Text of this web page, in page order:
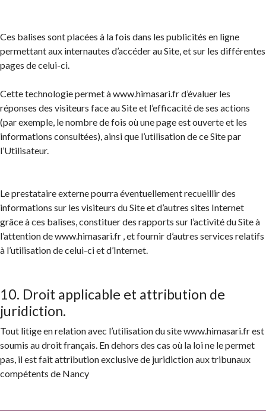
Ces balises sont placées à la fois dans les publicités en ligne
permettant aux internautes d’accéder au Site, et sur les différentes
pages de celui-ci.
Cette technologie permet à www.himasari.fr d’évaluer les
réponses des visiteurs face au Site et l’efficacité de ses actions
(par exemple, le nombre de fois où une page est ouverte et les
informations consultées), ainsi que l’utilisation de ce Site par
l’Utilisateur.
Le prestataire externe pourra éventuellement recueillir des
informations sur les visiteurs du Site et d’autres sites Internet
grâce à ces balises, constituer des rapports sur l’activité du Site à
l’attention de www.himasari.fr , et fournir d’autres services relatifs
à l’utilisation de celui-ci et d’Internet.
10. Droit applicable et attribution de
juridiction.
Tout litige en relation avec l’utilisation du site www.himasari.fr est
soumis au droit français. En dehors des cas où la loi ne le permet
pas, il est fait attribution exclusive de juridiction aux tribunaux
compétents de Nancy